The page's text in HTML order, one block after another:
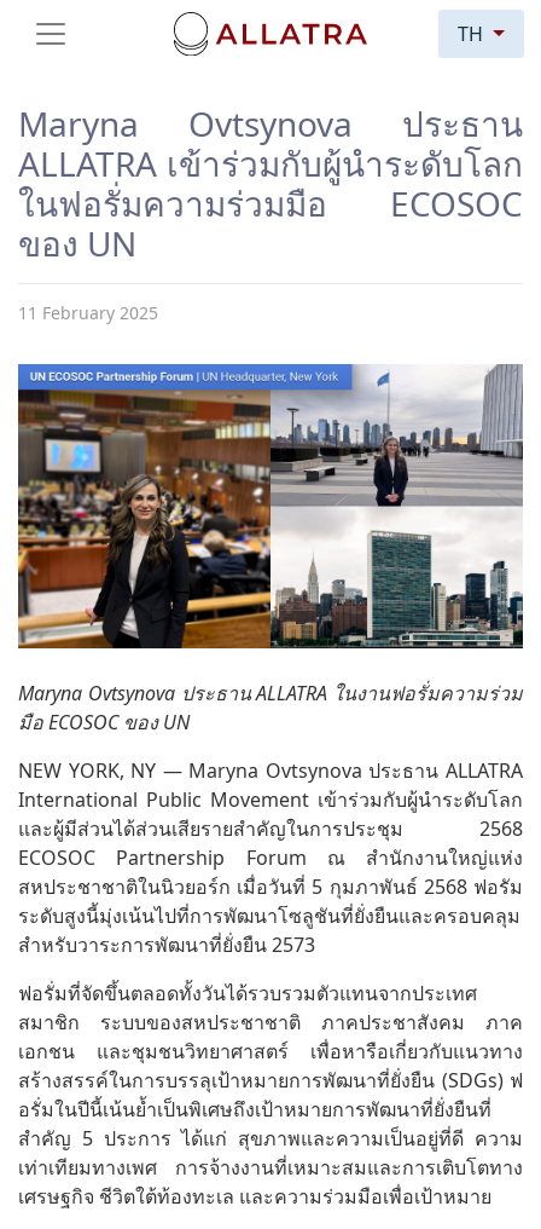
TH
Maryna Ovtsynova ประธาน
ALLATRA เข้าร่วมกับผู้นำระดับโลก
ในฟอรั่มความร่วมมือ ECOSOC
ของ UN
11 February 2025
Maryna Ovtsynova ประธาน ALLATRA ในงานฟอรั่มความร่วม
มือ ECOSOC ของ UN
NEW YORK, NY — Maryna Ovtsynova ประธาน ALLATRA
International Public Movement เข้าร่วมกับผู้นำระดับโลก
และผู้มีส่วนได้ส่วนเสียรายสำคัญในการประชุม 2568
ECOSOC Partnership Forum ณ สำนักงานใหญ่แห่ง
สหประชาชาติในนิวยอร์ก เมื่อวันที่ 5 กุมภาพันธ์ 2568 ฟอรัม
ระดับสูงนี้มุ่งเน้นไปที่การพัฒนาโซลูชันที่ยั่งยืนและครอบคลุม
สำหรับวาระการพัฒนาที่ยั่งยืน 2573
ฟอรั่มที่จัดขึ้นตลอดทั้งวันได้รวบรวมตัวแทนจากประเทศ
สมาชิก ระบบของสหประชาชาติ ภาคประชาสังคม ภาค
เอกชน และชุมชนวิทยาศาสตร์ เพื่อหารือเกี่ยวกับแนวทาง
สร้างสรรค์ในการบรรลุเป้าหมายการพัฒนาที่ยั่งยืน (SDGs) ฟ
อรั่มในปีนี้เน้นย้ำเป็นพิเศษถึงเป้าหมายการพัฒนาที่ยั่งยืนที่
สำคัญ 5 ประการ ได้แก่ สุขภาพและความเป็นอยู่ที่ดี ความ
เท่าเทียมทางเพศ การจ้างงานที่เหมาะสมและการเติบโตทาง
เศรษฐกิจ ชีวิตใต้ท้องทะเล และความร่วมมือเพื่อเป้าหมาย